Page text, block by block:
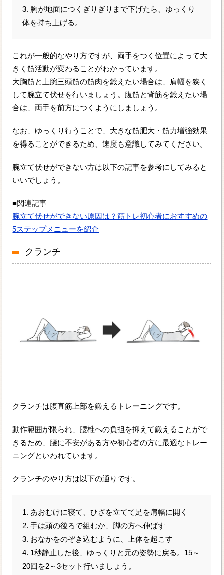
3. 胸が地面につくぎりぎりまで下げたら、ゆっくり
体を持ち上げる。
これが一般的なやり方ですが、両手をつく位置によって大
きく筋活動が変わることがわかっています。
大胸筋と上腕三頭筋の筋肉を鍛えたい場合は、肩幅を狭く
して腕立て伏せを行いましょう。腹筋と背筋を鍛えたい場
合は、両手を前方につくようにしましょう。
なお、ゆっくり行うことで、大きな筋肥大・筋力増強効果
を得ることができるため、速度も意識してみてください。
腕立て伏せができない方は以下の記事を参考にしてみると
いいでしょう。
■関連記事
腕立て伏せができない原因は？筋トレ初心者におすすめの
5ステップメニューを紹介
クランチ
クランチは腹直筋上部を鍛えるトレーニングです。
動作範囲が限られ、腰椎への負担を抑えて鍛えることがで
きるため、腰に不安がある方や初心者の方に最適なトレー
ニングといわれています。
クランチのやり方は以下の通りです。
1. あおむけに寝て、ひざを立てて足を肩幅に開く
2. 手は頭の後ろで組むか、脚の方へ伸ばす
3. おなかをのぞき込むように、上体を起こす
4. 1秒静止した後、ゆっくりと元の姿勢に戻る。15～
20回を2～3セット行いましょう。